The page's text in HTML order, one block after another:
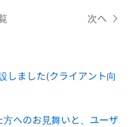
次へ
しました(クライアント向
方へのお見舞いと、ユーザ